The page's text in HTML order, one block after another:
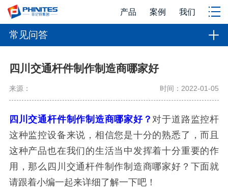
产品 案例 我们
常见问答
四川交通杆件制作制造商哪家好
来源： 时间：2022-01-05
四川交通杆件制作制造商哪家好？对于道路监控杆
这种监控设备来说，相信您是十分的熟悉了，而且
这种产品也在我们的生活当中发挥着十分重要的作
用，那么四川交通杆件制作制造商哪家好？下面就
请跟着小编一起来详细了解一下吧！